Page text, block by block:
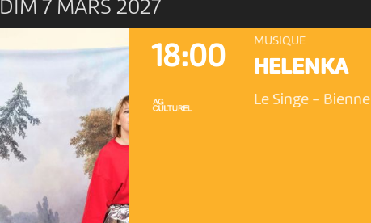
DIM 7 MARS 2027
18:00 MUSIQUE
HELENKA
Le Singe - Bienne